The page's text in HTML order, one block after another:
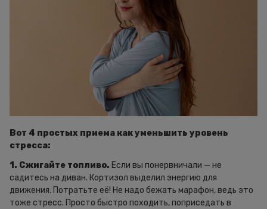
Вот 4 простых приема как уменьшить уровень
стресса:
1. Сжигайте топливо. Если вы понервничали — не
садитесь на диван. Кортизол выделил энергию для
движения. Потратьте её! Не надо бежать марафон, ведь это
тоже стресс. Просто быстро походить, поприседать в